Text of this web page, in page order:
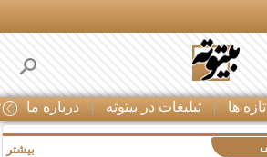
تازه ها تبلیغات در بیتوته درباره ما
بیشتر